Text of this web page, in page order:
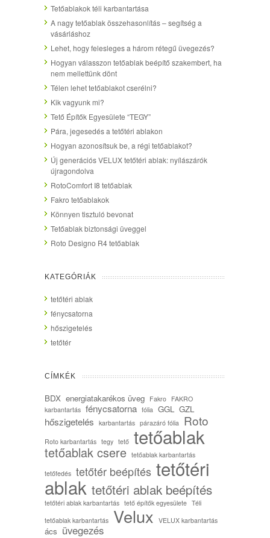
Tetőablakok téli karbantartása
A nagy tetőablak összehasonlítás – segítség a
vásárláshoz
Lehet, hogy felesleges a három rétegű üvegezés?
Hogyan válasszon tetőablak beépítő szakembert, ha
nem mellettünk dönt
Télen lehet tetőablakot cserélni?
Kik vagyunk mi?
Tető Építők Egyesülete “TEGY”
Pára, jegesedés a tetőtéri ablakon
Hogyan azonosítsuk be, a régi tetőablakot?
Új generációs VELUX tetőtéri ablak: nyílászárók
újragondolva
RotoComfort I8 tetőablak
Fakro tetőablakok
Könnyen tisztuló bevonat
Tetőablak biztonsági üveggel
Roto Designo R4 tetőablak
KATEGÓRIÁK
tetőtéri ablak
fénycsatorna
hőszigetelés
tetőtér
CÍMKÉK
BDX energiatakarékos üveg Fakro FAKRO
karbantartás fénycsatorna fólia GGL GZL
hőszigetelés karbantartás párazáró fólia Roto
Roto karbantartás tegy tető tetőablak
tetőablak csere tetőablak karbantartás
tetőfedés tetőtér beépítés tetőtéri
ablak tetőtéri ablak beépítés
tetőtéri ablak karbantartás tető építők egyesülete Téli
tetőablak karbantartás Velux VELUX karbantartás
ács üvegezés